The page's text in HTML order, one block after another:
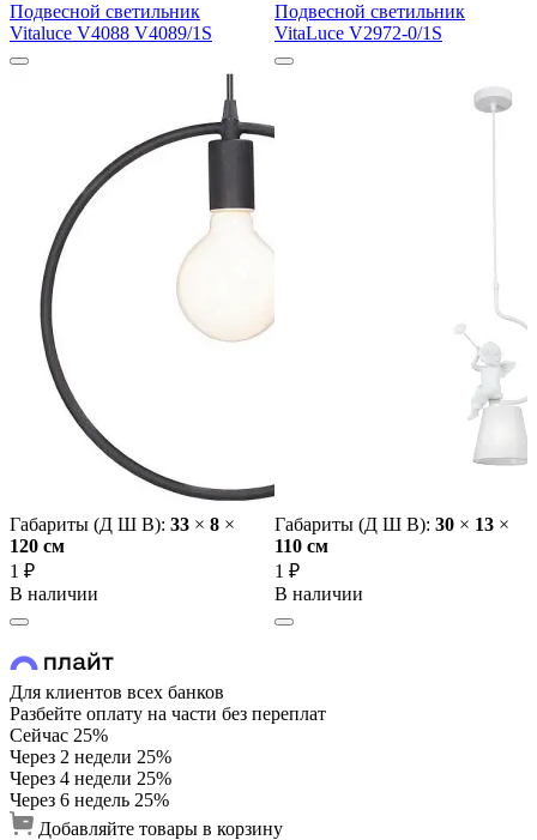
Подвесной светильник
Vitaluce V4088 V4089/1S
Габариты (Д Ш В): 33 × 8 ×
120 cм
1 ₽
В наличии
Подвесной светильник
VitaLuce V2972-0/1S
Габариты (Д Ш В): 30 × 13 ×
110 cм
1 ₽
В наличии
Для клиентов всех банков
Разбейте оплату на части без переплат
Сейчас 25%
Через 2 недели 25%
Через 4 недели 25%
Через 6 недель 25%
Добавляйте товары в корзину